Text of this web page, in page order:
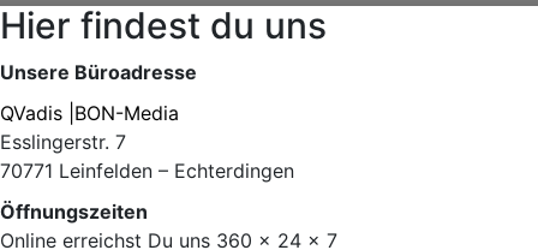
Hier findest du uns
Unsere Büroadresse
QVadis |BON-Media
Esslingerstr. 7
70771 Leinfelden – Echterdingen
Öffnungszeiten
Online erreichst Du uns 360 x 24 x 7